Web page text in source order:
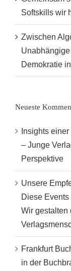
Softskills wir
Zwischen
Demokratie
Neueste
Insights
– Junge
Perspektive
Unsere
Diese
Wir gestalten
Frankfurt
in der